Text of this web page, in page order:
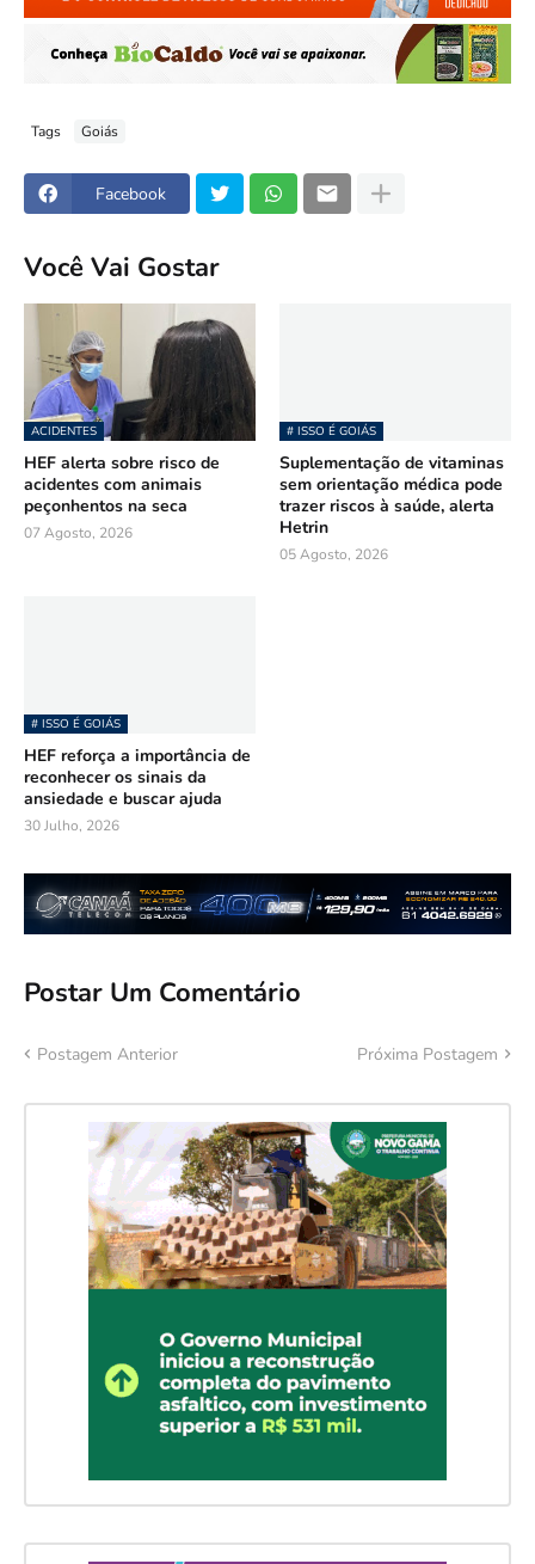
Tags Goiás
Facebook
Você Vai Gostar
ACIDENTES
HEF alerta sobre risco de
acidentes com animais
peçonhentos na seca
07 Agosto, 2026
# ISSO É GOIÁS
Suplementação de vitaminas
sem orientação médica pode
trazer riscos à saúde, alerta
Hetrin
05 Agosto, 2026
# ISSO É GOIÁS
HEF reforça a importância de
reconhecer os sinais da
ansiedade e buscar ajuda
30 Julho, 2026
Postar Um Comentário
Postagem Anterior Próxima Postagem